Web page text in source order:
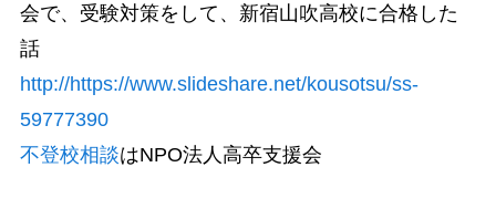
会で、受験対策をして、新宿山吹高校に合格した
話
http://https://www.slideshare.net/kousotsu/ss-
59777390
不登校相談はNPO法人高卒支援会